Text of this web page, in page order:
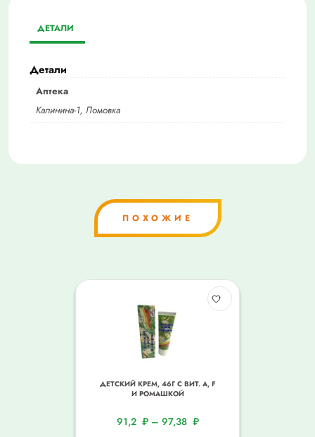
ДЕТАЛИ
Детали
Аптека
Калинина-1, Ломовка
ПОХОЖИЕ
ДЕТСКИЙ КРЕМ, 46Г С ВИТ. A, F
И РОМАШКОЙ
91,2 ₽ – 97,38 ₽